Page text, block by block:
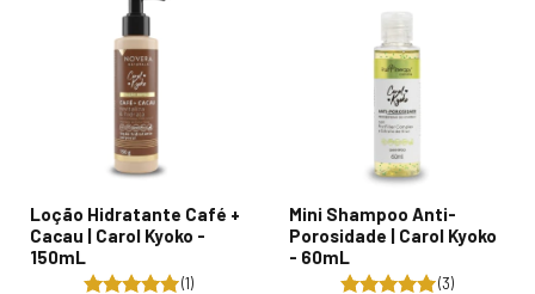
Loção Hidratante Café +
Cacau | Carol Kyoko -
150mL
(1)
Mini Shampoo Anti-
Porosidade | Carol Kyoko
- 60mL
(3)